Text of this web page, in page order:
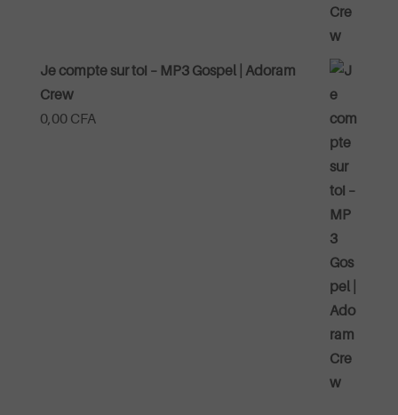
Je compte sur toi – MP3 Gospel | Adoram
Crew
0,00 CFA